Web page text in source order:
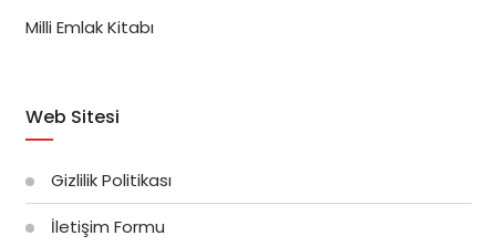
Milli Emlak Kitabı
Web Sitesi
Gizlilik Politikası
İletişim Formu